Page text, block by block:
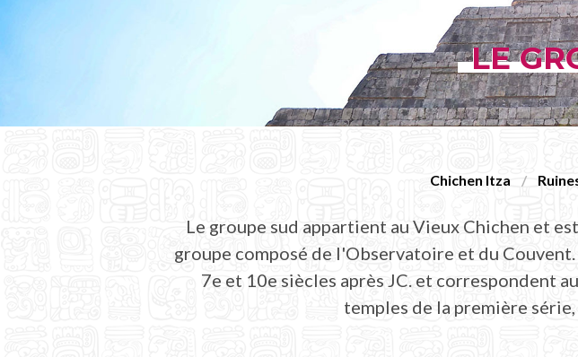
LE
Chichen Itza
Le groupe sud appartient au Vieux Chichen et
groupe composé de l'Observatoire et du
7e et 10e siècles après JC. et correspondent
temples de la première